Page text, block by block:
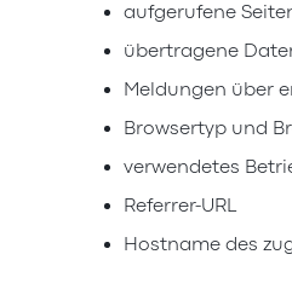
aufgerufene
übertragene
Meldungen über
Browsertyp und
verwendetes
Referrer-URL
Hostname des